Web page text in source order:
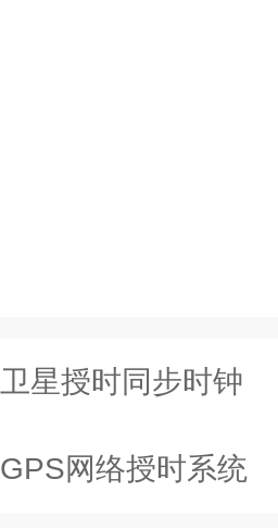
卫星授时同步时钟
GPS网络授时系统